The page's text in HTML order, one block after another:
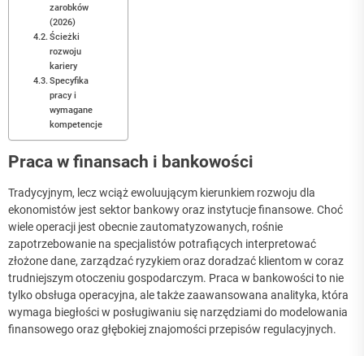
zarobków
(2026)
Ścieżki
rozwoju
kariery
Specyfika
pracy i
wymagane
kompetencje
Praca w finansach i bankowości
Tradycyjnym, lecz wciąż ewoluującym kierunkiem rozwoju dla
ekonomistów jest sektor bankowy oraz instytucje finansowe. Choć
wiele operacji jest obecnie zautomatyzowanych, rośnie
zapotrzebowanie na specjalistów potrafiących interpretować
złożone dane, zarządzać ryzykiem oraz doradzać klientom w coraz
trudniejszym otoczeniu gospodarczym. Praca w bankowości to nie
tylko obsługa operacyjna, ale także zaawansowana analityka, która
wymaga biegłości w posługiwaniu się narzędziami do modelowania
finansowego oraz głębokiej znajomości przepisów regulacyjnych.